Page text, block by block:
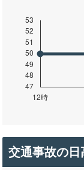
交通事故の